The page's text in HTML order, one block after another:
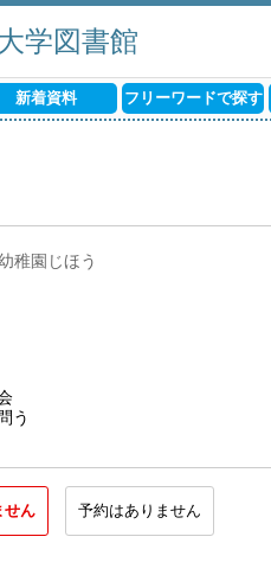
学図書館
新着資料 フリーワードで探す
稚園じほう
う
せん 予約はありません